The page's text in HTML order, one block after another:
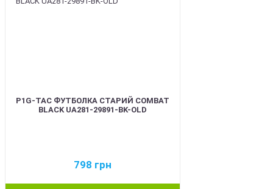
P1G-TAC ФУТБОЛКА СТАРИЙ COMBAT
BLACK UA281-29891-BK-OLD
798 грн